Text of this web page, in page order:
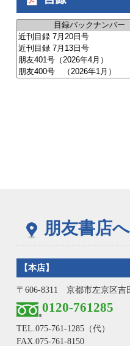
朋友書店
【本店】
〒606-8311 京都市左京区吉
0120-761285
TEL. 075-761-1285（代）
FAX.075-761-8150